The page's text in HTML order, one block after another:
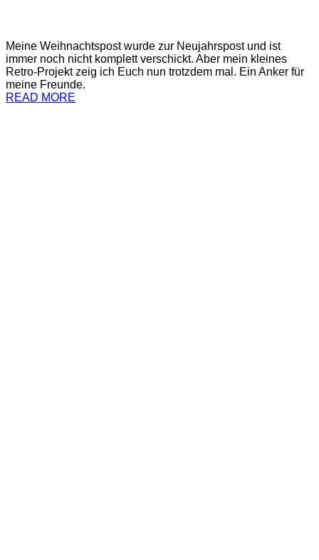
Meine Weihnachtspost wurde zur Neujahrspost und ist
immer noch nicht komplett verschickt. Aber mein kleines
Retro-Projekt zeig ich Euch nun trotzdem mal. Ein Anker für
meine Freunde.
READ MORE